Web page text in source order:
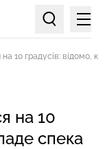
Пошук по
10 градусів: відомо,
на 10
спека